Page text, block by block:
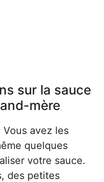
sur la sauce
mère
avez les
quelques
votre sauce.
des petites